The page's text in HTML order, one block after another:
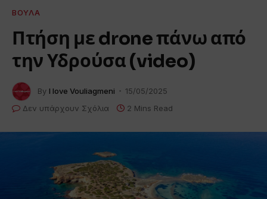
ΒΟΎΛΑ
Πτήση με drone πάνω από
την Υδρούσα (video)
By I love Vouliagmeni
15/05/2025
Δεν υπάρχουν Σχόλια
2 Mins Read